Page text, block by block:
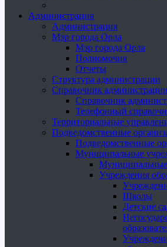
Администрация
Администрация
Мэр города Орла
Мэр города Орла
Полномочия
Отчеты
Структура администрации
Справочник администрации
Справочник
Телефонный
Территориальные
Подведомственные
Подведомственные
Муниципальные
Учреждения
Школы
Детские